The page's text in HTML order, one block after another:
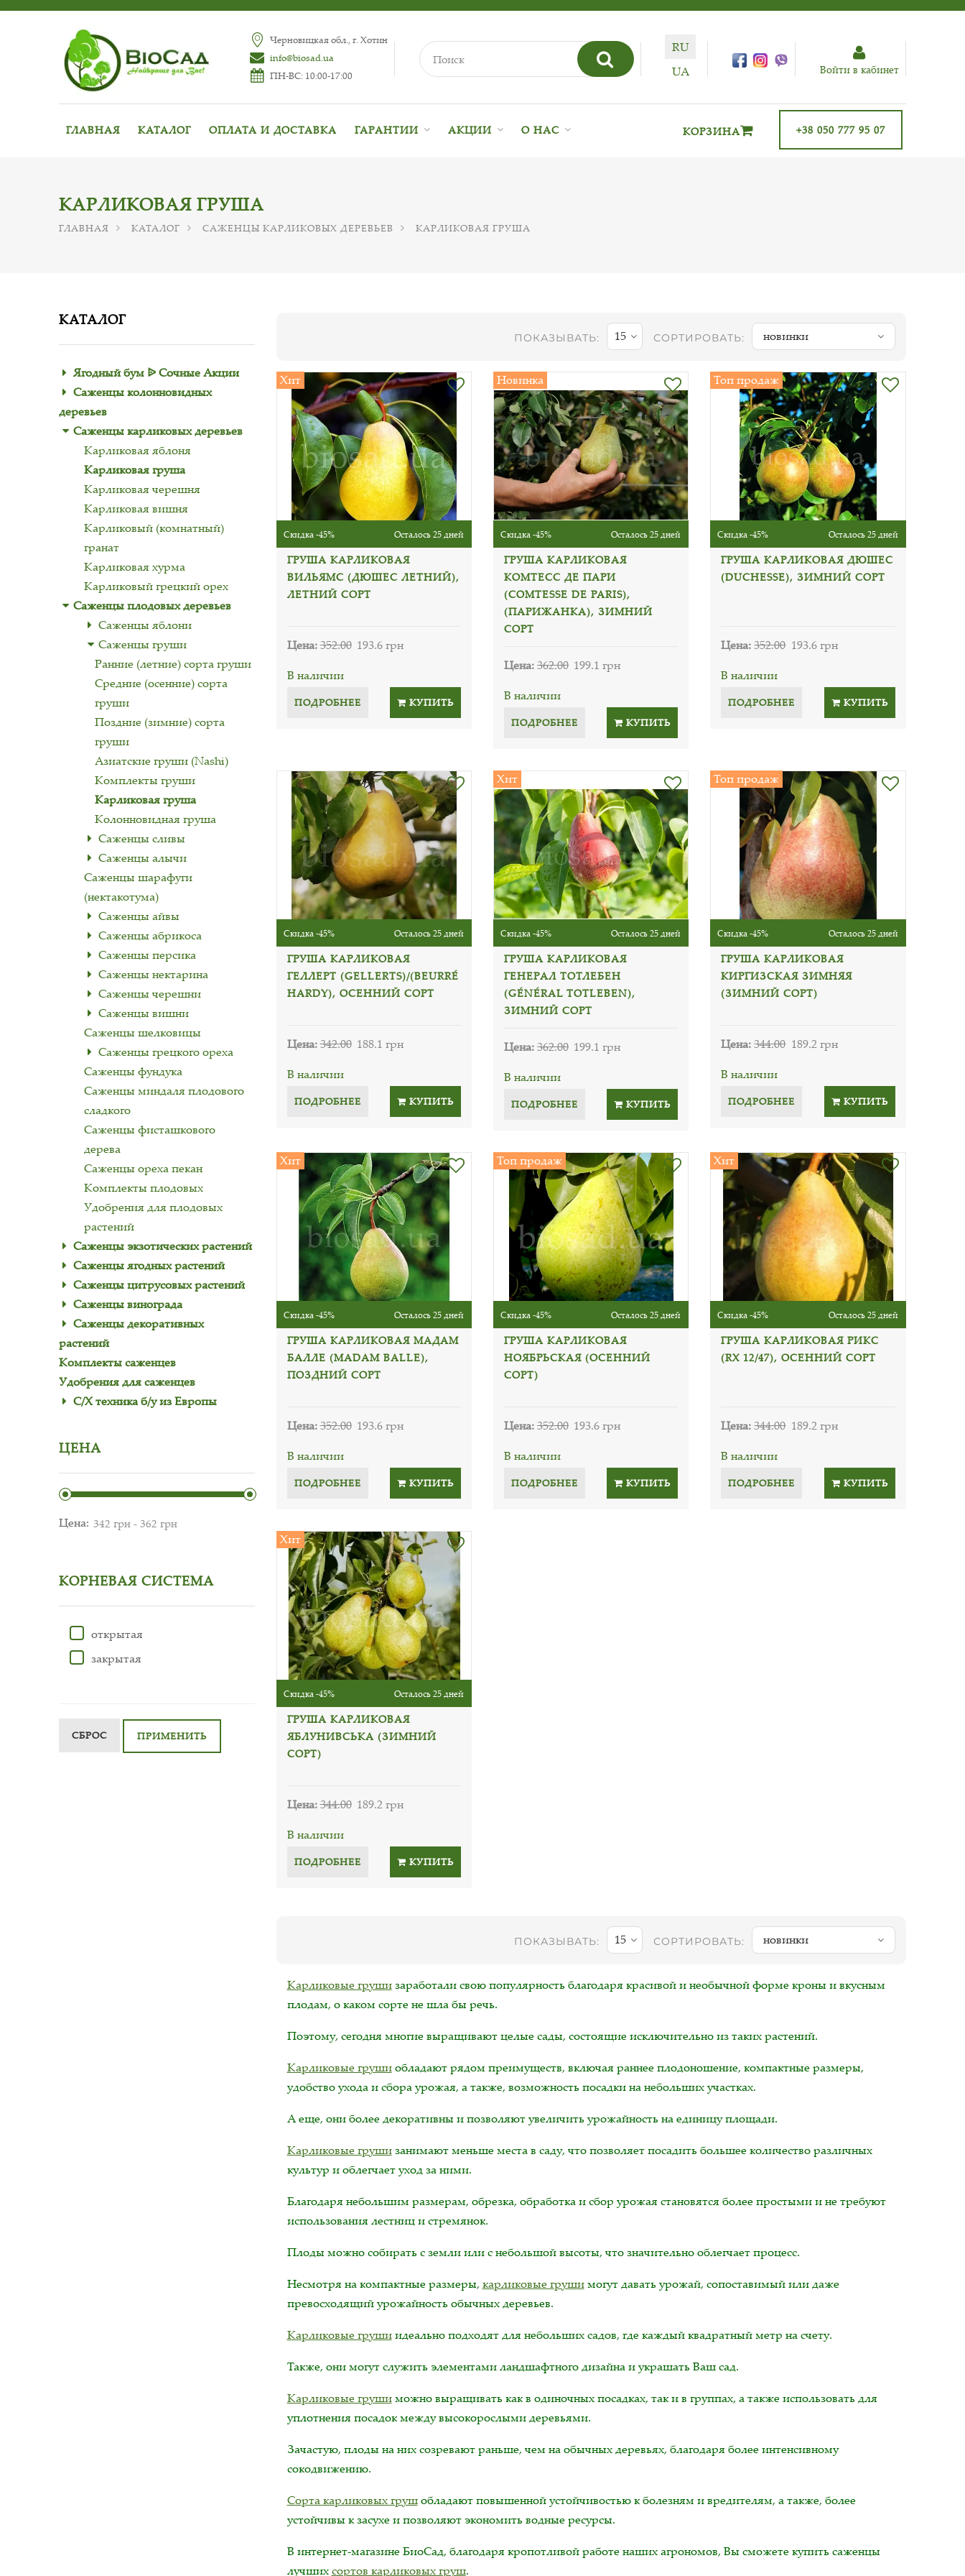
Черновицкая обл., г. Хотин
info@biosad.ua
ПН-ВС: 10:00-17:00
RU
UA
Войти в кабинет
ГЛАВНАЯ КАТАЛОГ ОПЛАТА И ДОСТАВКА ГАРАНТИИ АКЦИИ О НАС +38 050 777 95 07
КОРЗИНА
КАРЛИКОВАЯ ГРУША
ГЛАВНАЯ КАТАЛОГ САЖЕНЦЫ КАРЛИКОВЫХ ДЕРЕВЬЕВ КАРЛИКОВАЯ ГРУША
КАТАЛОГ
Ягодный бум ᐉ Сочные Акции
Саженцы колонновидных
деревьев
Саженцы карликовых деревьев
Карликовая яблоня
Карликовая груша
Карликовая черешня
Карликовая вишня
Карликовый (комнатный)
гранат
Карликовая хурма
Карликовый грецкий орех
Саженцы плодовых деревьев
Саженцы яблони
Саженцы груши
Ранние (летние) сорта груши
Средние (осенние) сорта
груши
Поздние (зимние) сорта
груши
Азиатские груши (Nashi)
Комплекты груши
Карликовая груша
Колонновидная груша
Саженцы сливы
Саженцы алычи
Саженцы шарафуги
(нектакотума)
Саженцы айвы
Саженцы абрикоса
Саженцы персика
Саженцы нектарина
Саженцы черешни
Саженцы вишни
Саженцы шелковицы
Cаженцы грецкого ореха
Саженцы фундука
Саженцы миндаля плодового
сладкого
Саженцы фисташкового
дерева
Саженцы ореха пекан
Комплекты плодовых
Удобрения для плодовых
растений
Саженцы экзотических растений
Саженцы ягодных растений
Саженцы цитрусовых растений
Саженцы винограда
Саженцы декоративных
растений
Комплекты саженцев
Удобрения для саженцев
С/Х техника б/у из Европы
ЦЕНА
Цена:
КОРНЕВАЯ СИСТЕМА
открытая
закрытая
СБРОС ПРИМЕНИТЬ
ПОКАЗЫВАТЬ: 15 СОРТИРОВАТЬ: новинки
Хит
Скидка -45% Осталось 25 дней
ГРУША КАРЛИКОВАЯ
ВИЛЬЯМС (ДЮШЕС ЛЕТНИЙ),
ЛЕТНИЙ СОРТ
Цена:352.00 193.6 грн
В наличии
ПОДРОБНЕЕ КУПИТЬ
Новинка
Скидка -45% Осталось 25 дней
ГРУША КАРЛИКОВАЯ
КОМТЕСС ДЕ ПАРИ
(COMTESSE DE PARIS),
(ПАРИЖАНКА), ЗИМНИЙ
СОРТ
Цена:362.00 199.1 грн
В наличии
ПОДРОБНЕЕ КУПИТЬ
Топ продаж
Скидка -45% Осталось 25 дней
ГРУША КАРЛИКОВАЯ ДЮШЕС
(DUCHESSE), ЗИМНИЙ СОРТ
Цена:352.00 193.6 грн
В наличии
ПОДРОБНЕЕ КУПИТЬ
Скидка -45% Осталось 25 дней
ГРУША КАРЛИКОВАЯ
ГЕЛЛЕРТ (GELLERTS)/(BEURRÉ
HARDY), ОСЕННИЙ СОРТ
Цена:342.00 188.1 грн
В наличии
ПОДРОБНЕЕ КУПИТЬ
Хит
Скидка -45% Осталось 25 дней
ГРУША КАРЛИКОВАЯ
ГЕНЕРАЛ ТОТЛЕБЕН
(GÉNÉRAL TOTLEBEN),
ЗИМНИЙ СОРТ
Цена:362.00 199.1 грн
В наличии
ПОДРОБНЕЕ КУПИТЬ
Топ продаж
Скидка -45% Осталось 25 дней
ГРУША КАРЛИКОВАЯ
КИРГИЗСКАЯ ЗИМНЯЯ
(ЗИМНИЙ СОРТ)
Цена:344.00 189.2 грн
В наличии
ПОДРОБНЕЕ КУПИТЬ
Хит
Скидка -45% Осталось 25 дней
ГРУША КАРЛИКОВАЯ МАДАМ
БАЛЛЕ (MADAM BALLE),
ПОЗДНИЙ СОРТ
Цена:352.00 193.6 грн
В наличии
ПОДРОБНЕЕ КУПИТЬ
Топ продаж
Скидка -45% Осталось 25 дней
ГРУША КАРЛИКОВАЯ
НОЯБРЬСКАЯ (ОСЕННИЙ
СОРТ)
Цена:352.00 193.6 грн
В наличии
ПОДРОБНЕЕ КУПИТЬ
Хит
Скидка -45% Осталось 25 дней
ГРУША КАРЛИКОВАЯ РИКС
(RX 12/47), ОСЕННИЙ СОРТ
Цена:344.00 189.2 грн
В наличии
ПОДРОБНЕЕ КУПИТЬ
Хит
Скидка -45% Осталось 25 дней
ГРУША КАРЛИКОВАЯ
ЯБЛУНИВСЬКА (ЗИМНИЙ
СОРТ)
Цена:344.00 189.2 грн
В наличии
ПОДРОБНЕЕ КУПИТЬ
ПОКАЗЫВАТЬ: 15 СОРТИРОВАТЬ: новинки
Карликовые грушизаработали свою популярность благодаря красивой и необычной форме кроны и вкусным
плодам, о каком сорте не шла бы речь.
Поэтому, сегодня многие выращивают целые сады, состоящие исключительно из таких растений.
Карликовые грушиобладают рядом преимуществ, включая раннее плодоношение, компактные размеры,
удобство ухода и сбора урожая, а также, возможность посадки на небольших участках.
А еще, они более декоративны и позволяют увеличить урожайность на единицу площади.
Карликовые грушизанимают меньше места в саду, что позволяет посадить большее количество различных
культур и облегчает уход за ними.
Благодаря небольшим размерам, обрезка, обработка и сбор урожая становятся более простыми и не требуют
использования лестниц и стремянок.
Плоды можно собирать с земли или с небольшой высоты, что значительно облегчает процесс.
Несмотря на компактные размеры, карликовые грушимогут давать урожай, сопоставимый или даже
превосходящий урожайность обычных деревьев.
Карликовые грушиидеально подходят для небольших садов, где каждый квадратный метр на счету.
Также, они могут служить элементами ландшафтного дизайна и украшать Ваш сад.
Карликовые грушиможно выращивать как в одиночных посадках, так и в группах, а также использовать для
уплотнения посадок между высокорослыми деревьями.
Зачастую, плоды на них созревают раньше, чем на обычных деревьях, благодаря более интенсивному
сокодвижению.
Сорта карликовых грушобладают повышенной устойчивостью к болезням и вредителям, а также, более
устойчивы к засухе и позволяют экономить водные ресурсы.
В интернет-магазине БиоСад, благодаря кропотливой работе наших агрономов, Вы сможете купить саженцы
лучшихсортов карликовых груш.